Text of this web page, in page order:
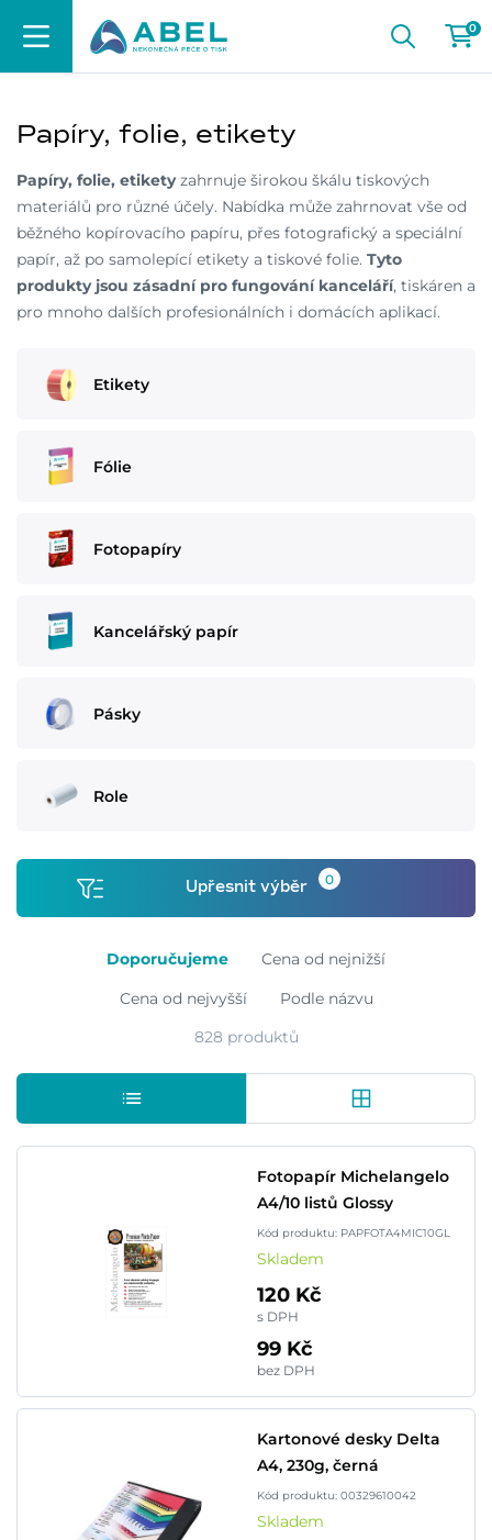
0
Papíry, folie, etikety
Papíry, folie, etiketyzahrnuje širokou škálu tiskových
materiálů pro různé účely. Nabídka může zahrnovat vše od
běžného kopírovacího papíru, přes fotografický a speciální
papír, až po samolepící etikety a tiskové folie. Tyto
produkty jsou zásadní pro fungování kanceláří, tiskáren a
pro mnoho dalších profesionálních i domácích aplikací.
Etikety
Fólie
Fotopapíry
Kancelářský papír
Pásky
Role
Upřesnit výběr 0
Doporučujeme
Cena od nejnižší
Cena od nejvyšší
Podle názvu
828 produktů
Fotopapír Michelangelo
A4/10 listů Glossy
Kód produktu: PAPFOTA4MIC10GL
Skladem
120 Kč
s DPH
99 Kč
bez DPH
Kartonové desky Delta
A4, 230g, černá
Kód produktu: 00329610042
Skladem